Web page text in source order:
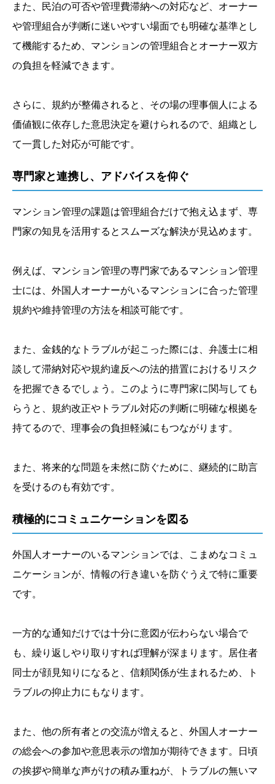
また、民泊の可否や管理費滞納への対応など、オーナー
や管理組合が判断に迷いやすい場面でも明確な基準とし
て機能するため、マンションの管理組合とオーナー双方
の負担を軽減できます。
さらに、規約が整備されると、その場の理事個人による
価値観に依存した意思決定を避けられるので、組織とし
て一貫した対応が可能です。
専門家と連携し、アドバイスを仰ぐ
マンション管理の課題は管理組合だけで抱え込まず、専
門家の知見を活用するとスムーズな解決が見込めます。
例えば、マンション管理の専門家であるマンション管理
士には、外国人オーナーがいるマンションに合った管理
規約や維持管理の方法を相談可能です。
また、金銭的なトラブルが起こった際には、弁護士に相
談して滞納対応や規約違反への法的措置におけるリスク
を把握できるでしょう。このように専門家に関与しても
らうと、規約改正やトラブル対応の判断に明確な根拠を
持てるので、理事会の負担軽減にもつながります。
また、将来的な問題を未然に防ぐために、継続的に助言
を受けるのも有効です。
積極的にコミュニケーションを図る
外国人オーナーのいるマンションでは、こまめなコミュ
ニケーションが、情報の行き違いを防ぐうえで特に重要
です。
一方的な通知だけでは十分に意図が伝わらない場合で
も、繰り返しやり取りすれば理解が深まります。居住者
同士が顔見知りになると、信頼関係が生まれるため、ト
ラブルの抑止力にもなります。
また、他の所有者との交流が増えると、外国人オーナー
の総会への参加や意思表示の増加が期待できます。日頃
の挨拶や簡単な声がけの積み重ねが、トラブルの無いマ